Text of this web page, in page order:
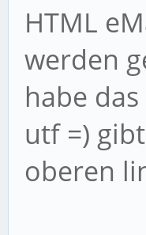
HTML
werden
habe
utf =)
oberen